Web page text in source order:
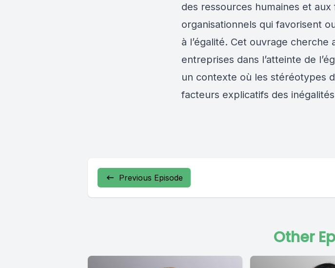
des ressources humaines et
organisationnels qui favorisent
à l’égalité. Cet ouvrage cherche
entreprises dans l’atteinte de
un contexte où les stéréotypes
facteurs explicatifs des
Previous Episode
Other